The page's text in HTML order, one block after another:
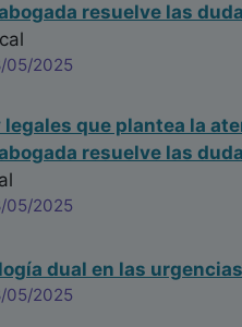
resuelve las
05/2025
que plantea la
resuelve las
05/2025
dual en las
05/2025